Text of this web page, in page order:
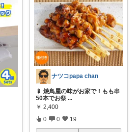
ナツコpapa chan
🍢 焼鳥屋の味がお家で！もも串
50本でお祭 ...
￥ 2,400
0 0 19